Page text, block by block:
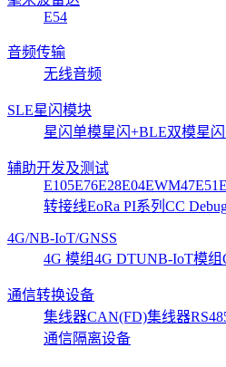
E54
音频传输
无线音频
SLE星闪模块
星闪单模星闪+BLE双模星
辅助开发及测试
E105E76E28E04EWM47E51
转接线EoRa PI系列 CC
4G/NB-IoT/GNSS
4G 模组4G DTUNB-IoT模组
通信转换设备
集线器CAN(FD)集线器
通信隔离设备